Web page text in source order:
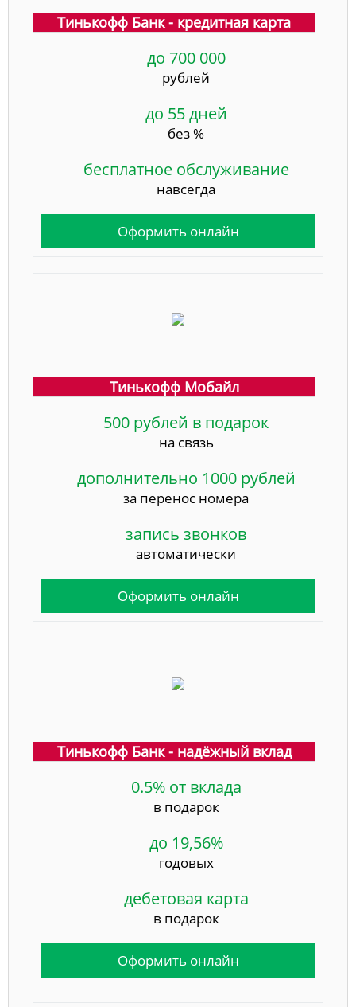
Тинькофф Банк - кредитная карта
до 700 000
рублей
до 55 дней
без %
бесплатное обслуживание
навсегда
Оформить онлайн
Тинькофф Мобайл
500 рублей в подарок
на связь
дополнительно 1000 рублей
за перенос номера
запись звонков
автоматически
Оформить онлайн
Тинькофф Банк - надёжный вклад
0.5% от вклада
в подарок
до 19,56%
годовых
дебетовая карта
в подарок
Оформить онлайн